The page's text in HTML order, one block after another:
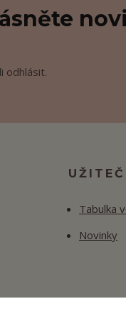
odhlásit.
Tabulka
Novinky